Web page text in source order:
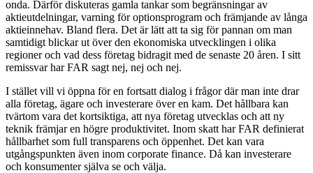
onda. Därför diskuteras gamla tankar som begränsningar av
aktieutdelningar, varning för optionsprogram och främjande av långa
aktieinnehav. Bland flera. Det är lätt att ta sig för pannan om man
samtidigt blickar ut över den ekonomiska utveckling­en i olika
regioner och vad dess företag bidragit med de senaste 20 åren. I sitt
remissvar har FAR sagt nej, nej och nej.
I stället vill vi öppna för en fortsatt dialog i frågor där man inte drar
alla företag, ägare och investerare över en kam. Det hållbara kan
tvärtom vara det kortsiktiga, att nya företag utvecklas och att ny
teknik främjar en högre produktivitet. Inom skatt har FAR definierat
hållbarhet som full transparens och öppenhet. Det kan vara
utgångspunkten även inom corporate finance. Då kan investerare
och konsumenter själva se och välja.